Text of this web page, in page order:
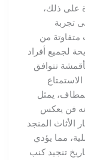
على ذلك،
تجربة
متفاوتة من
لجميع أفراد
تتوافق
يمثل
فن يعكس
الأثاث المنجد
مما يؤدي
تنجيد كنب